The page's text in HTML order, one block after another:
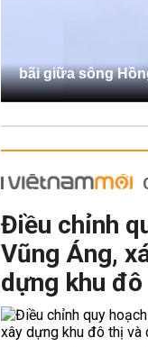
bãi giữa sông
Điều chỉnh
Vũng Áng,
dựng khu